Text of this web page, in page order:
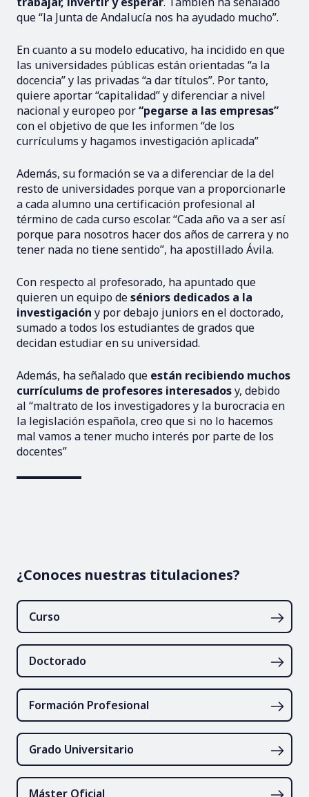
que “la Junta de Andalucía nos ha ayudado mucho”.
En cuanto a su modelo educativo, ha incidido en que
las universidades públicas están orientadas “a la
docencia” y las privadas “a dar títulos”. Por tanto,
quiere aportar “capitalidad” y diferenciar a nivel
nacional y europeo por“pegarse a las empresas”
con el objetivo de que les informen “de los
currículums y hagamos investigación aplicada”
Además, su formación se va a diferenciar de la del
resto de universidades porque van a proporcionarle
a cada alumno una certificación profesional al
término de cada curso escolar. “Cada año va a ser así
porque para nosotros hacer dos años de carrera y no
tener nada no tiene sentido”, ha apostillado Ávila.
Con respecto al profesorado, ha apuntado que
quieren un equipo deséniors dedicados a la
investigación y por debajo juniors en el doctorado,
sumado a todos los estudiantes de grados que
decidan estudiar en su universidad.
Además, ha señalado que están recibiendo muchos
currículums de profesores interesadosy, debido
al “maltrato de los investigadores y la burocracia en
la legislación española, creo que si no lo hacemos
mal vamos a tener mucho interés por parte de los
docentes”
¿Conoces nuestras titulaciones?
Curso
Doctorado
Formación Profesional
Grado Universitario
Máster Oficial